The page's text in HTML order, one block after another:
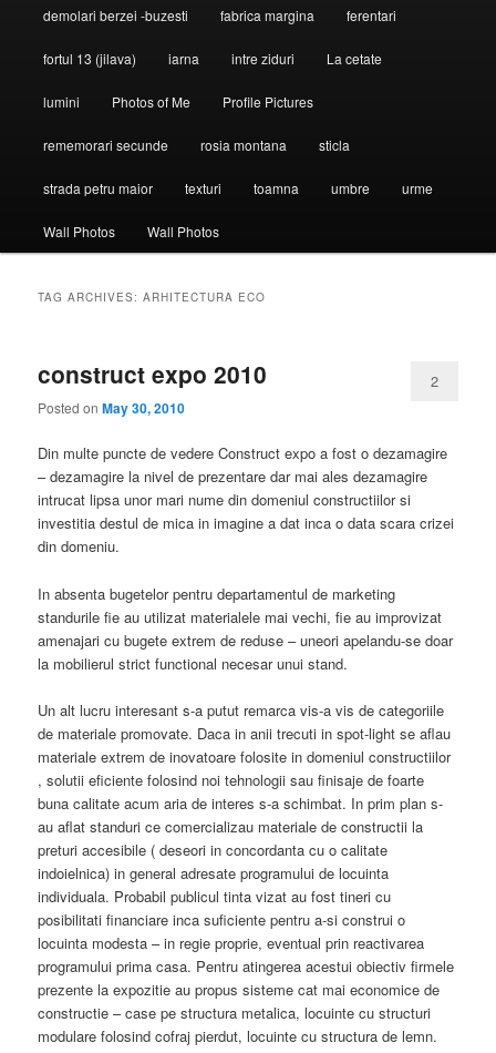
demolari berzei -buzesti fabrica margina ferentari
fortul 13 (jilava) iarna intre ziduri La cetate
lumini Photos of Me Profile Pictures
rememorari secunde rosia montana sticla
strada petru maior texturi toamna umbre urme
Wall Photos Wall Photos
TAG ARCHIVES:ARHITECTURA ECO
construct expo 2010
Posted onMay 30, 2010
2
Din multe puncte de vedere Construct expo a fost o dezamagire
– dezamagire la nivel de prezentare dar mai ales dezamagire
intrucat lipsa unor mari nume din domeniul constructiilor si
investitia destul de mica in imagine a dat inca o data scara crizei
din domeniu.
In absenta bugetelor pentru departamentul de marketing
standurile fie au utilizat materialele mai vechi, fie au improvizat
amenajari cu bugete extrem de reduse – uneori apelandu-se doar
la mobilierul strict functional necesar unui stand.
Un alt lucru interesant s-a putut remarca vis-a vis de categoriile
de materiale promovate. Daca in anii trecuti in spot-light se aflau
materiale extrem de inovatoare folosite in domeniul constructiilor
, solutii eficiente folosind noi tehnologii sau finisaje de foarte
buna calitate acum aria de interes s-a schimbat. In prim plan s-
au aflat standuri ce comercializau materiale de constructii la
preturi accesibile ( deseori in concordanta cu o calitate
indoielnica) in general adresate programului de locuinta
individuala. Probabil publicul tinta vizat au fost tineri cu
posibilitati financiare inca suficiente pentru a-si construi o
locuinta modesta – in regie proprie, eventual prin reactivarea
programului prima casa. Pentru atingerea acestui obiectiv firmele
prezente la expozitie au propus sisteme cat mai economice de
constructie – case pe structura metalica, locuinte cu structuri
modulare folosind cofraj pierdut, locuinte cu structura de lemn.